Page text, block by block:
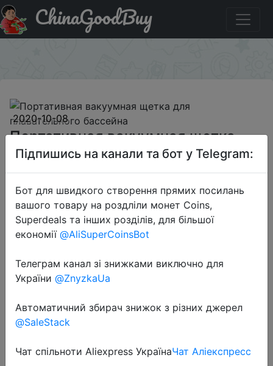
Купити по знижці BGKQEP23E Портативная вакуумная
щетка для плавательного бассейна
ChinaGoodBuy
2020-10-08
Портативная вакуумная щетка
для плавательного бассейна
$12.99
Перейти до магазину
Додаткова інформація відсутня.
Підпишись на канали та бот у Telegram:
Бот для швидкого створення прямих посилань
вашого товару на роздліли монет Coins,
Superdeals та інших розділів, для більшої
економії @AliSuperCoinsBot
Телеграм канал зі знижками виключно для
України @ZnyzkaUa
Автоматичний збирач знижок з різних джерел
@SaleStack
Чат спільноти Aliexpress УкраїнаЧат Аліекспресс